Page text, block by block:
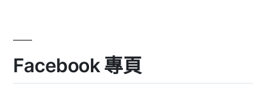
Facebook 專頁